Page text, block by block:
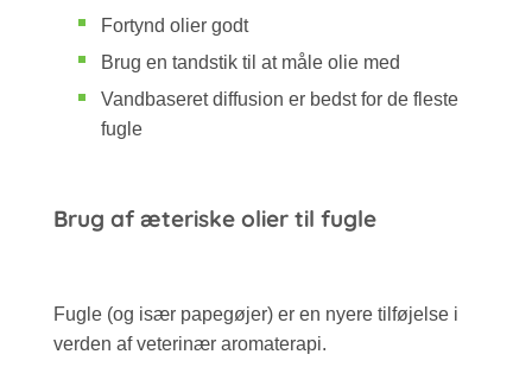
Fortynd olier godt
Brug en tandstik til at måle olie med
Vandbaseret diffusion er bedst for de fleste
fugle
Brug af æteriske olier til fugle
Fugle (og især papegøjer) er en nyere tilføjelse i
verden af veterinær aromaterapi.